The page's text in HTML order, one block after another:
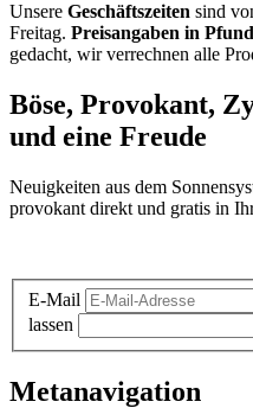
Unsere Geschäftszeiten sind
Freitag. Preisangaben in
gedacht, wir verrechnen alle
Böse, Provokant,
und eine Freude
Neuigkeiten aus dem
provokant direkt und gratis in
E-Mail
lassen
Metanavigation